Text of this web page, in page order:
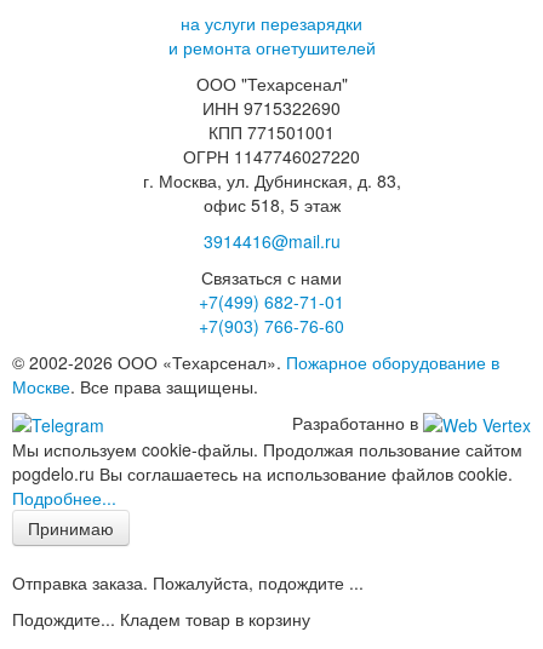
на услуги перезарядки
и ремонта огнетушителей
ООО "Техарсенал"
ИНН 9715322690
КПП 771501001
ОГРН 1147746027220
г. Москва, ул. Дубнинская, д. 83,
офис 518, 5 этаж
3914416@mail.ru
Связаться с нами
+7(499) 682-71-01
+7(903) 766-76-60
© 2002-2026 ООО «Техарсенал». Пожарное оборудование в
Москве. Все права защищены.
Разработанно в
Мы используем cookie-файлы. Продолжая пользование сайтом
pogdelo.ru Вы соглашаетесь на использование файлов cookie.
Подробнее...
Принимаю
Отправка заказа. Пожалуйста, подождите ...
Подождите... Кладем товар в корзину